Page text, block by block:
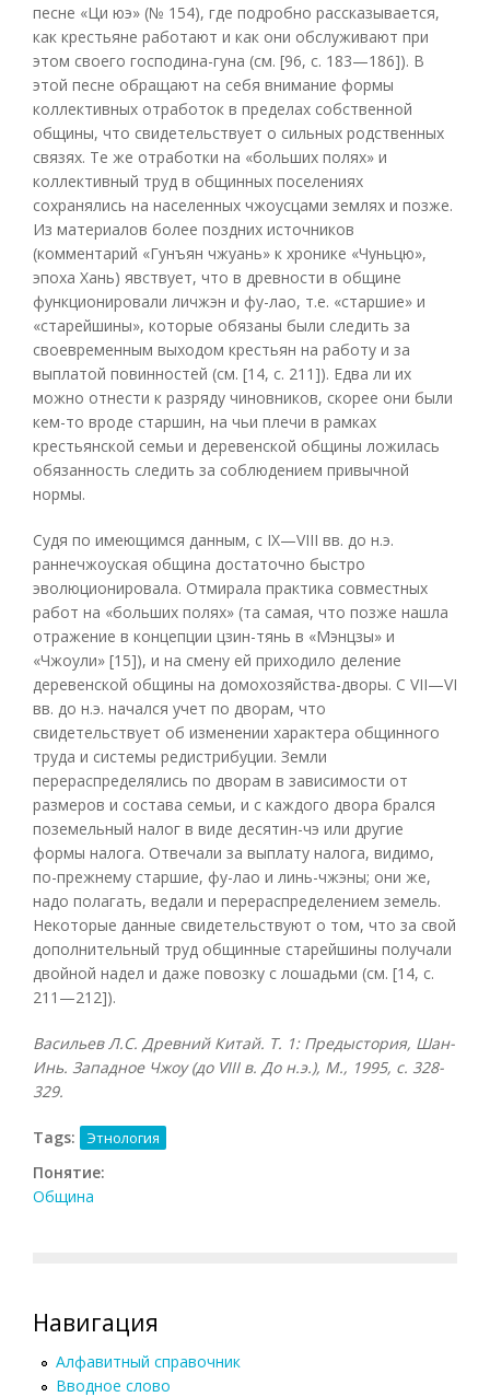
песне «Ци юэ» (№ 154), где подробно рассказывается,
как крестьяне работают и как они обслуживают при
этом своего господина-гуна (см. [96, с. 183—186]). В
этой песне обращают на себя внимание формы
коллективных отработок в пределах собственной
общины, что свидетельствует о сильных родственных
связях. Те же отработки на «больших полях» и
коллективный труд в общинных поселениях
сохранялись на населенных чжоусцами землях и позже.
Из материалов более поздних источников
(комментарий «Гунъян чжуань» к хронике «Чуньцю»,
эпоха Хань) явствует, что в древности в общине
функционировали личжэн и фу-лао, т.е. «старшие» и
«старейшины», которые обязаны были следить за
своевременным выходом крестьян на работу и за
выплатой повинностей (см. [14, с. 211]). Едва ли их
можно отнести к разряду чиновников, скорее они были
кем-то вроде старшин, на чьи плечи в рамках
крестьянской семьи и деревенской общины ложилась
обязанность следить за соблюдением привычной
нормы.
Судя по имеющимся данным, с IX—VIII вв. до н.э.
раннечжоуская община достаточно быстро
эволюционировала. Отмирала практика совместных
работ на «больших полях» (та самая, что позже нашла
отражение в концепции цзин-тянь в «Мэнцзы» и
«Чжоули» [15]), и на смену ей приходило деление
деревенской общины на домохозяйства-дворы. С VII—VI
вв. до н.э. начался учет по дворам, что
свидетельствует об изменении характера общинного
труда и системы редистрибуции. Земли
перераспределялись по дворам в зависимости от
размеров и состава семьи, и с каждого двора брался
поземельный налог в виде десятин-чэ или другие
формы налога. Отвечали за выплату налога, видимо,
по-прежнему старшие, фу-лао и линь-чжэны; они же,
надо полагать, ведали и перераспределением земель.
Некоторые данные свидетельствуют о том, что за свой
дополнительный труд общинные старейшины получали
двойной надел и даже повозку с лошадьми (см. [14, с.
211—212]).
Васильев Л.С. Древний Китай. Т. 1: Предыстория, Шан-
Инь. Западное Чжоу (до VIII в. До н.э.), М., 1995, с. 328-
329.
Tags: Этнология
Понятие:
Община
Навигация
Алфавитный справочник
Вводное слово